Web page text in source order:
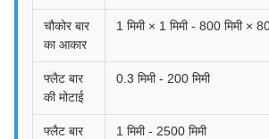
चौकोर बार
का आकार
1 मिमी × 1 मिमी - 800 मिमी ×
फ्लैट बार
की मोटाई
0.3 मिमी - 200 मिमी
फ्लैट बार
1 मिमी - 2500 मिमी